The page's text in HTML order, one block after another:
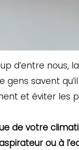
d’entre nous,
gens savent
et éviter les
de votre
ou à